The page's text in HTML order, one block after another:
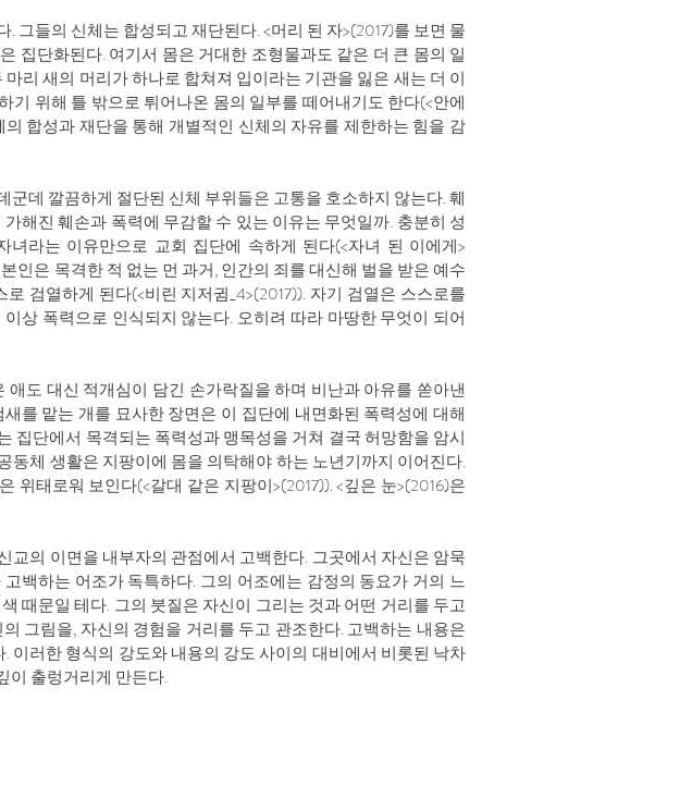
들의 신체는 합성되고 재단된다. <머리 된 자>(2017)를 보면 물
집단화된다. 여기서 몸은 거대한 조형물과도 같은 더 큰 몸의 일
리 새의 머리가 하나로 합쳐져 입이라는 기관을 잃은 새는 더 이
기 위해 틀 밖으로 튀어나온 몸의 일부를 떼어내기도 한다(<안에
합성과 재단을 통해 개별적인 신체의 자유를 제한하는 힘을 감
데 깔끔하게 절단된 신체 부위들은 고통을 호소하지 않는다. 훼
해진 훼손과 폭력에 무감할 수 있는 이유는 무엇일까. 충분히 성
라는 이유만으로 교회 집단에 속하게 된다(<자녀 된 이에게>
인은 목격한 적 없는 먼 과거, 인간의 죄를 대신해 벌을 받은 예수
검열하게 된다(<비린 지저귐_4>(2017)). 자기 검열은 스스로를
상 폭력으로 인식되지 않는다. 오히려 따라 마땅한 무엇이 되어
도 대신 적개심이 담긴 손가락질을 하며 비난과 아유를 쏟아낸
를 맡는 개를 묘사한 장면은 이 집단에 내면화된 폭력성에 대해
집단에서 목격되는 폭력성과 맹목성을 거쳐 결국 허망함을 암시
체 생활은 지팡이에 몸을 의탁해야 하는 노년기까지 이어진다.
태로워 보인다(<갈대 같은 지팡이>(2017)). <깊은 눈>(2016)은
의 이면을 내부자의 관점에서 고백한다. 그곳에서 자신은 암묵
백하는 어조가 독특하다. 그의 어조에는 감정의 동요가 거의 느
때문일 테다. 그의 붓질은 자신이 그리는 것과 어떤 거리를 두고
그림을, 자신의 경험을 거리를 두고 관조한다. 고백하는 내용은
러한 형식의 강도와 내용의 강도 사이의 대비에서 비롯된 낙차
이 출렁거리게 만든다.